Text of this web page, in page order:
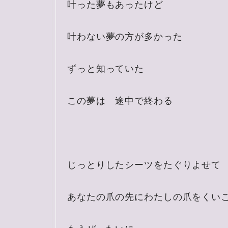
叶った夢もあったけど
叶わない夢の方が多かった
ずっと知っていた
この夢は 途中で終わる
じっとりしたシーツをたぐりよせて
あなたの爪の先にわたしの爪をくい